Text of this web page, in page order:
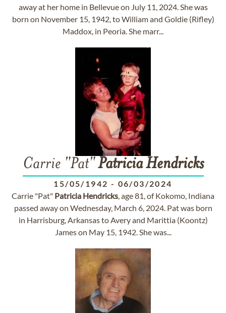
away at her home in Bellevue on July 11, 2024. She was
born on November 15, 1942, to William and Goldie (Rifley)
Maddox, in Peoria. She marr...
Carrie "Pat"Patricia Hendricks
15/05/1942 - 06/03/2024
Carrie "Pat" Patricia Hendricks, age 81, of Kokomo, Indiana
passed away on Wednesday, March 6, 2024. Pat was born
in Harrisburg, Arkansas to Avery and Marittia (Koontz)
James on May 15, 1942. She was...